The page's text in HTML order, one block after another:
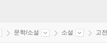
문학/소설 소설 고